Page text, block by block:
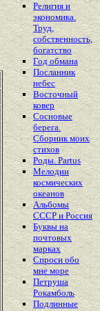
Религия и
экономика.
Труд,
собственность,
богатство
Год обмана
Посланник
небес
Восточный
ковер
Сосновые
берега.
Сборник моих
стихов
Роды. Partus
Мелодии
космических
океанов
Альбомы
СССР и Россия
Буквы на
почтовых
марках
Спроси обо
мне море
Петруша
Рокамболь
Подлинные